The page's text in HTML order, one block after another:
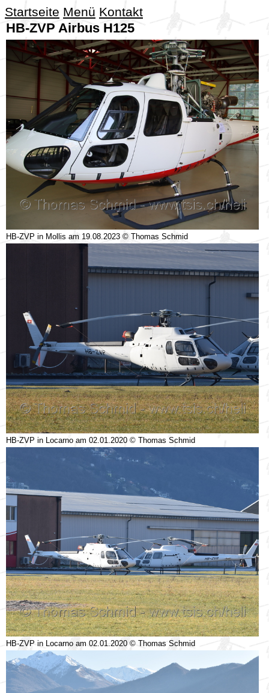
Startseite Menü Kontakt
HB-ZVP Airbus H125
HB-ZVP in Mollis am 19.08.2023 © Thomas Schmid
HB-ZVP in Locarno am 02.01.2020 © Thomas Schmid
HB-ZVP in Locarno am 02.01.2020 © Thomas Schmid